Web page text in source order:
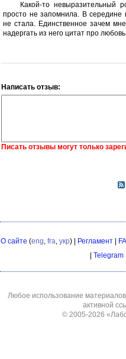
Какой-то невыразительный
просто не запомнила. В середине
не стала. Единственное зачем
надергать из него цитат про
Написать отзыв:
Писать отзывы могут только
О сайте (eng, fra, укр) | Регламент|
Telegram
Любое использование материалов
активной
© 2005-2026